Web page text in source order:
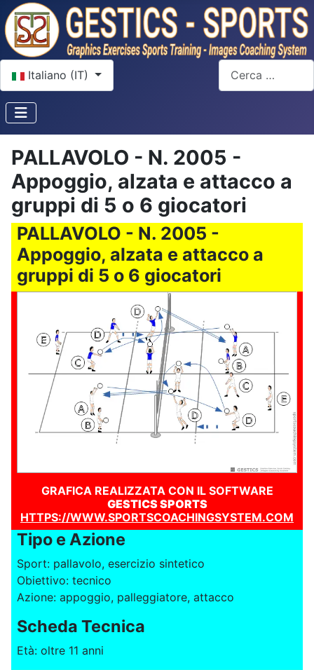
Seleziona la tua lingua
Italiano (IT)
Cerca
PALLAVOLO - N. 2005 -
Appoggio, alzata e attacco a
gruppi di 5 o 6 giocatori
PALLAVOLO - N. 2005 -
Appoggio, alzata e attacco a
gruppi di 5 o 6 giocatori
GRAFICA REALIZZATA CON IL SOFTWARE
GESTICS SPORTS
HTTPS://WWW.SPORTSCOACHINGSYSTEM.COM
Tipo e Azione
Sport: pallavolo, esercizio sintetico
Obiettivo: tecnico
Azione: appoggio, palleggiatore, attacco
Scheda Tecnica
Età: oltre 11 anni